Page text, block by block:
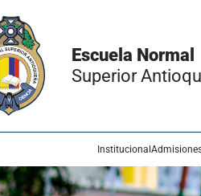
Escuela Normal
Superior
Institucional